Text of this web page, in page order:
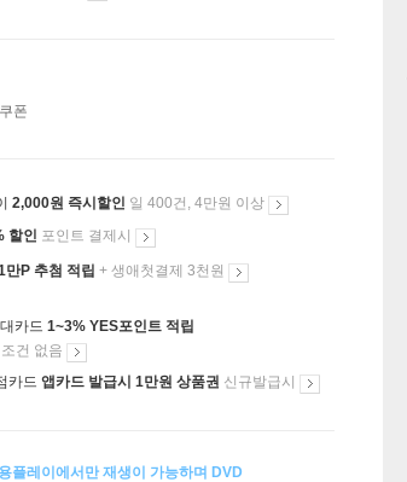
폰
2,000원 즉시할인 일 400건, 4만원 이상
할인 포인트 결제시
만P 추첨 적립 + 생애첫결제 3천원
카드 1~3% YES포인트 적립
건 없음
카드 앱카드 발급시 1만원 상품권 신규발급시
플레이에서만 재생이 가능하며 DVD